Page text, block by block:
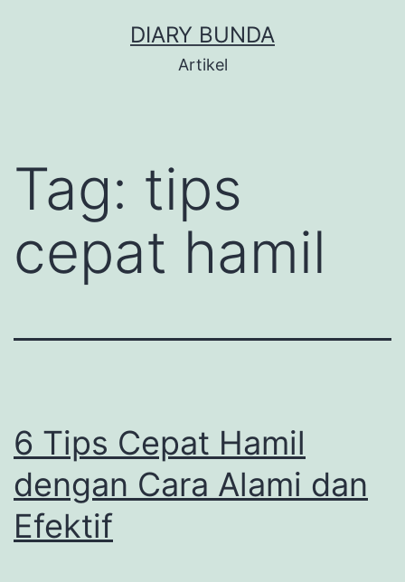
DIARY BUNDA
Artikel
Tag: tips
cepat hamil
6 Tips Cepat Hamil
dengan Cara Alami dan
Efektif